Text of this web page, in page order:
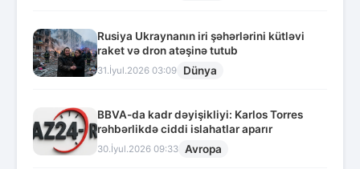
Rusiya Ukraynanın iri şəhərlərini kütləvi
raket və dron atəşinə tutub
31.İyul.2026 03:09 Dünya
BBVA-da kadr dəyişikliyi: Karlos Torres
rəhbərlikdə ciddi islahatlar aparır
30.İyul.2026 09:33 Avropa